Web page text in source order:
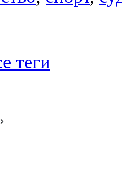
теги